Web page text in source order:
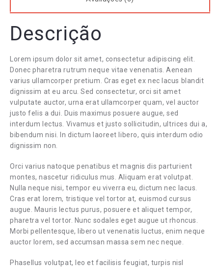
Descrição
Lorem ipsum dolor sit amet, consectetur adipiscing elit.
Donec pharetra rutrum neque vitae venenatis. Aenean
varius ullamcorper pretium. Cras eget ex nec lacus blandit
dignissim at eu arcu. Sed consectetur, orci sit amet
vulputate auctor, urna erat ullamcorper quam, vel auctor
justo felis a dui. Duis maximus posuere augue, sed
interdum lectus. Vivamus et justo sollicitudin, ultrices dui a,
bibendum nisi. In dictum laoreet libero, quis interdum odio
dignissim non.
Orci varius natoque penatibus et magnis dis parturient
montes, nascetur ridiculus mus. Aliquam erat volutpat.
Nulla neque nisi, tempor eu viverra eu, dictum nec lacus.
Cras erat lorem, tristique vel tortor at, euismod cursus
augue. Mauris lectus purus, posuere et aliquet tempor,
pharetra vel tortor. Nunc sodales eget augue ut rhoncus.
Morbi pellentesque, libero ut venenatis luctus, enim neque
auctor lorem, sed accumsan massa sem nec neque.
Phasellus volutpat, leo et facilisis feugiat, turpis nisl